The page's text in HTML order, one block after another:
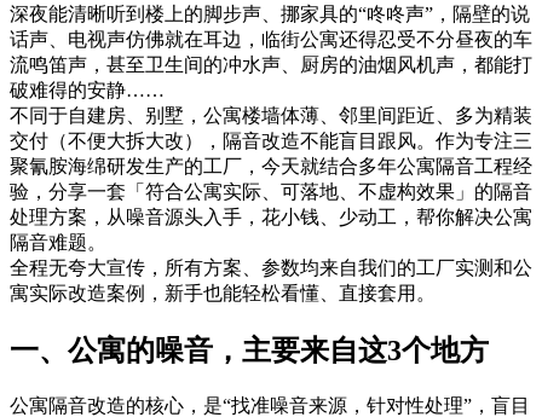
深夜能清晰听到楼上的脚步声、挪家具的“咚咚声”，隔壁的说
话声、电视声仿佛就在耳边，临街公寓还得忍受不分昼夜的车
流鸣笛声，甚至卫生间的冲水声、厨房的油烟风机声，都能打
破难得的安静……
不同于自建房、别墅，公寓楼墙体薄、邻里间距近、多为精装
交付（不便大拆大改），隔音改造不能盲目跟风。作为专注三
聚氰胺海绵研发生产的工厂，今天就结合多年公寓隔音工程经
验，分享一套「符合公寓实际、可落地、不虚构效果」的隔音
处理方案，从噪音源头入手，花小钱、少动工，帮你解决公寓
隔音难题。
全程无夸大宣传，所有方案、参数均来自我们的工厂实测和公
寓实际改造案例，新手也能轻松看懂、直接套用。
一、公寓的噪音，主要来自这3个地方
公寓隔音改造的核心，是“找准噪音来源，针对性处理”，盲目